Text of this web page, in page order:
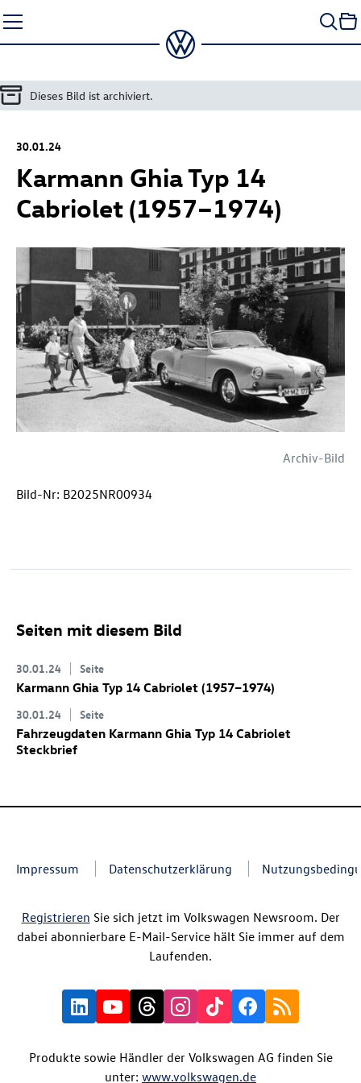
Seiteninhalt
springen
Dieses Bild ist archiviert.
30.01.24
Karmann Ghia Typ 14
Cabriolet (1957–1974)
Archiv-Bild
Bild-Nr: B2025NR00934
Seiten mit diesem Bild
30.01.24 Seite
Karmann Ghia Typ 14 Cabriolet (1957–1974)
30.01.24 Seite
Fahrzeugdaten Karmann Ghia Typ 14 Cabriolet
Steckbrief
Impressum Datenschutzerklärung
Registrieren Sie sich jetzt im Volkswagen Newsroom. Der
dabei abonnierbare E-Mail-Service hält Sie immer auf dem
Laufenden.
Produkte sowie Händler der Volkswagen AG finden Sie
unter: www.volkswagen.de